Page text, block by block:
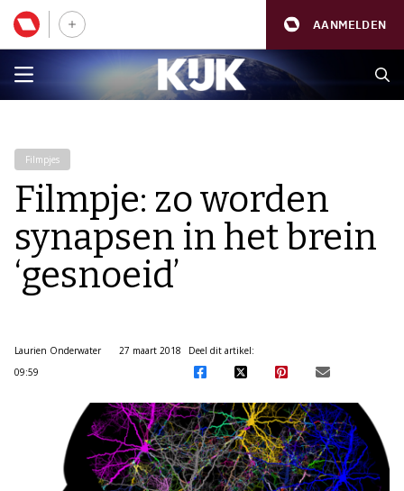
AANMELDEN
Filmpjes
Filmpje: zo worden
synapsen in het brein
‘gesnoeid’
Laurien Onderwater
27 maart 2018
09:59
Deel dit artikel: